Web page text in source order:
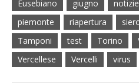
Eusebiano giugno notizie
piemonte
riapertura
Tamponi
test Torino
Vercellese
Vercelli virus